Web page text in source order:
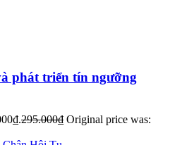
phát triển tín ngưỡng
295.000₫ Original price was: